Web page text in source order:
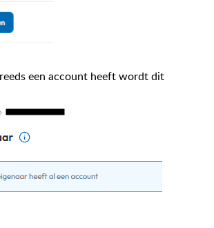
een account heeft wordt dit